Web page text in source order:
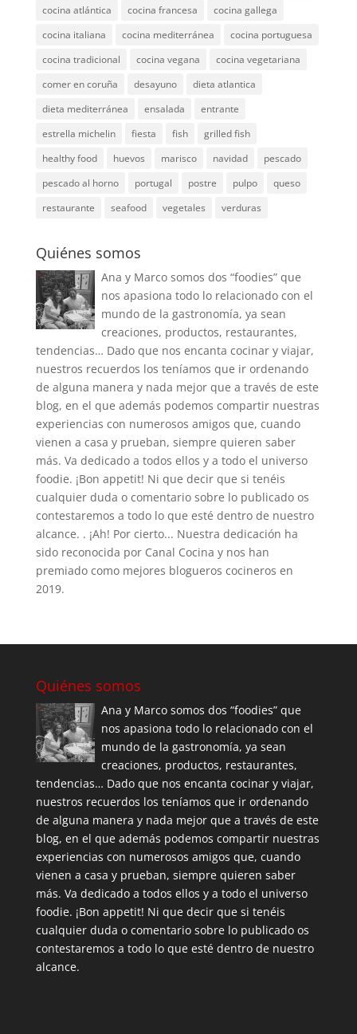
cocina atlántica
cocina francesa
cocina gallega
cocina italiana
cocina mediterránea
cocina portuguesa
cocina tradicional
cocina vegana
cocina vegetariana
comer en coruña
desayuno
dieta atlantica
dieta mediterránea
ensalada
entrante
estrella michelin
fiesta fish
grilled fish
healthy food
huevos marisco navidad
pescado
pescado al horno
portugal postre pulpo
queso
restaurante
seafood vegetales verduras
Quiénes somos
Ana y Marco somos dos “foodies” que
nos apasiona todo lo relacionado con el
mundo de la gastronomía, ya sean
creaciones, productos, restaurantes,
tendencias… Dado que nos encanta cocinar y viajar,
nuestros recuerdos los teníamos que ir ordenando
de alguna manera y nada mejor que a través de este
blog, en el que además podemos compartir nuestras
experiencias con numerosos amigos que, cuando
vienen a casa y prueban, siempre quieren saber
más. Va dedicado a todos ellos y a todo el universo
foodie. ¡Bon appetit! Ni que decir que si tenéis
cualquier duda o comentario sobre lo publicado os
contestaremos a todo lo que esté dentro de nuestro
alcance. . ¡Ah! Por cierto... Nuestra dedicación ha
sido reconocida por Canal Cocina y nos han
premiado como mejores blogueros cocineros en
2019.
Quiénes somos
Ana y Marco somos dos “foodies” que
nos apasiona todo lo relacionado con el
mundo de la gastronomía, ya sean
creaciones, productos, restaurantes,
tendencias… Dado que nos encanta cocinar y viajar,
nuestros recuerdos los teníamos que ir ordenando
de alguna manera y nada mejor que a través de este
blog, en el que además podemos compartir nuestras
experiencias con numerosos amigos que, cuando
vienen a casa y prueban, siempre quieren saber
más. Va dedicado a todos ellos y a todo el universo
foodie. ¡Bon appetit! Ni que decir que si tenéis
cualquier duda o comentario sobre lo publicado os
contestaremos a todo lo que esté dentro de nuestro
alcance.